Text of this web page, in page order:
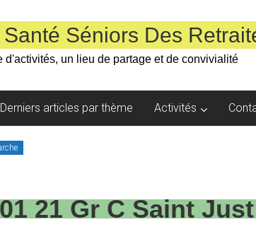
Séniors Des
d'activités, un lieu de partage et de convivialité
Derniers articles par thème Activités
21 Gr C Saint Just